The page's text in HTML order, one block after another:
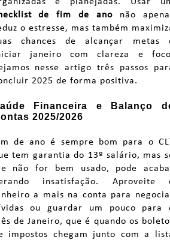
de fim de ano não
o estresse, mas também
chances de alcançar metas
janeiro com clareza e
nesse artigo três passos
2025 de forma positiva.
Financeira e Balanço
2025/2026
de ano é sempre bom para o
tem garantia do 13º salário, mas
não for bem usado, pode
insatisfação. Aproveite
a mais na conta para
ou guardar um pouco para
de Janeiro, que é quando os
impostos chegam junto com a